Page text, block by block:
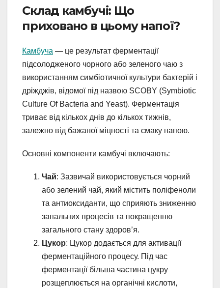
Склад камбучі: Що
приховано в цьому напої?
Камбуча — це результат ферментації
підсолодженого чорного або зеленого чаю з
використанням симбіотичної культури бактерій і
дріжджів, відомої під назвою SCOBY (Symbiotic
Culture Of Bacteria and Yeast). Ферментація
триває від кількох днів до кількох тижнів,
залежно від бажаної міцності та смаку напою.
Основні компоненти камбучі включають:
Чай: Зазвичай використовується чорний
або зелений чай, який містить поліфеноли
та антиоксиданти, що сприяють зниженню
запальних процесів та покращенню
загального стану здоров’я.
Цукор: Цукор додається для активації
ферментаційного процесу. Під час
ферментації більша частина цукру
розщеплюється на органічні кислоти,